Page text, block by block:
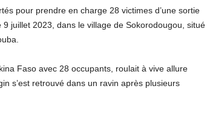
pour prendre en charge 28 victimes d’une sortie
juillet 2023, dans le village de Sokorodougou, situé
Faso avec 28 occupants, roulait à vive allure
s’est retrouvé dans un ravin après plusieurs